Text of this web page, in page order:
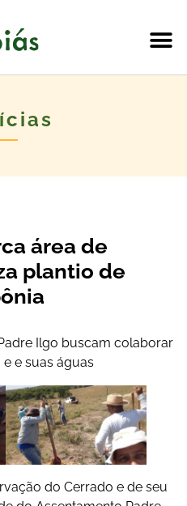
área de
plantio de
Ilgo buscam colaborar
e suas águas
do Cerrado e de seu